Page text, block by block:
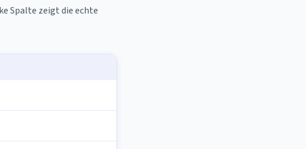
Spalte zeigt die echte